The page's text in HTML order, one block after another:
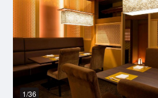
1/36